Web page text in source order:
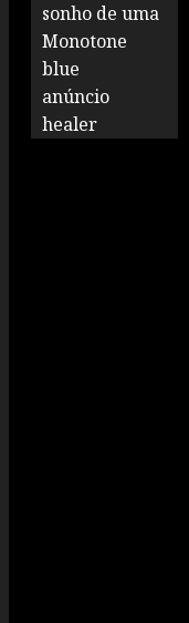
sonho de uma
Monotone
blue
anúncio
healer